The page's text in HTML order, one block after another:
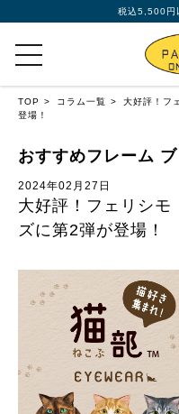
税込5,500円
TOP コラム一覧
大好評！フ
登場！
おすすめフレーム
2024年02月27日
大好評！フェリシモ
ズに第2弾が登場！